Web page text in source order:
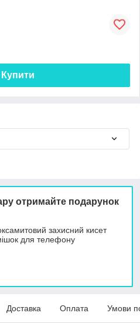
Купити
отримайте подарунок
захисний кисет
для телефону
Доставка Оплата Умови